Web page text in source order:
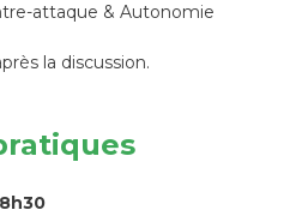
attaque & Autonomie
la discussion.